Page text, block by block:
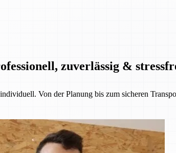
zuverlässig &
Von der Planung bis zum sicheren